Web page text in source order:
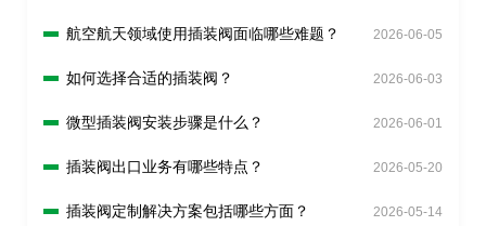
航空航天领域使用插装阀面临哪些难题？ 2026-06-05
如何选择合适的插装阀？ 2026-06-03
微型插装阀安装步骤是什么？ 2026-06-01
插装阀出口业务有哪些特点？ 2026-05-20
插装阀定制解决方案包括哪些方面？ 2026-05-14